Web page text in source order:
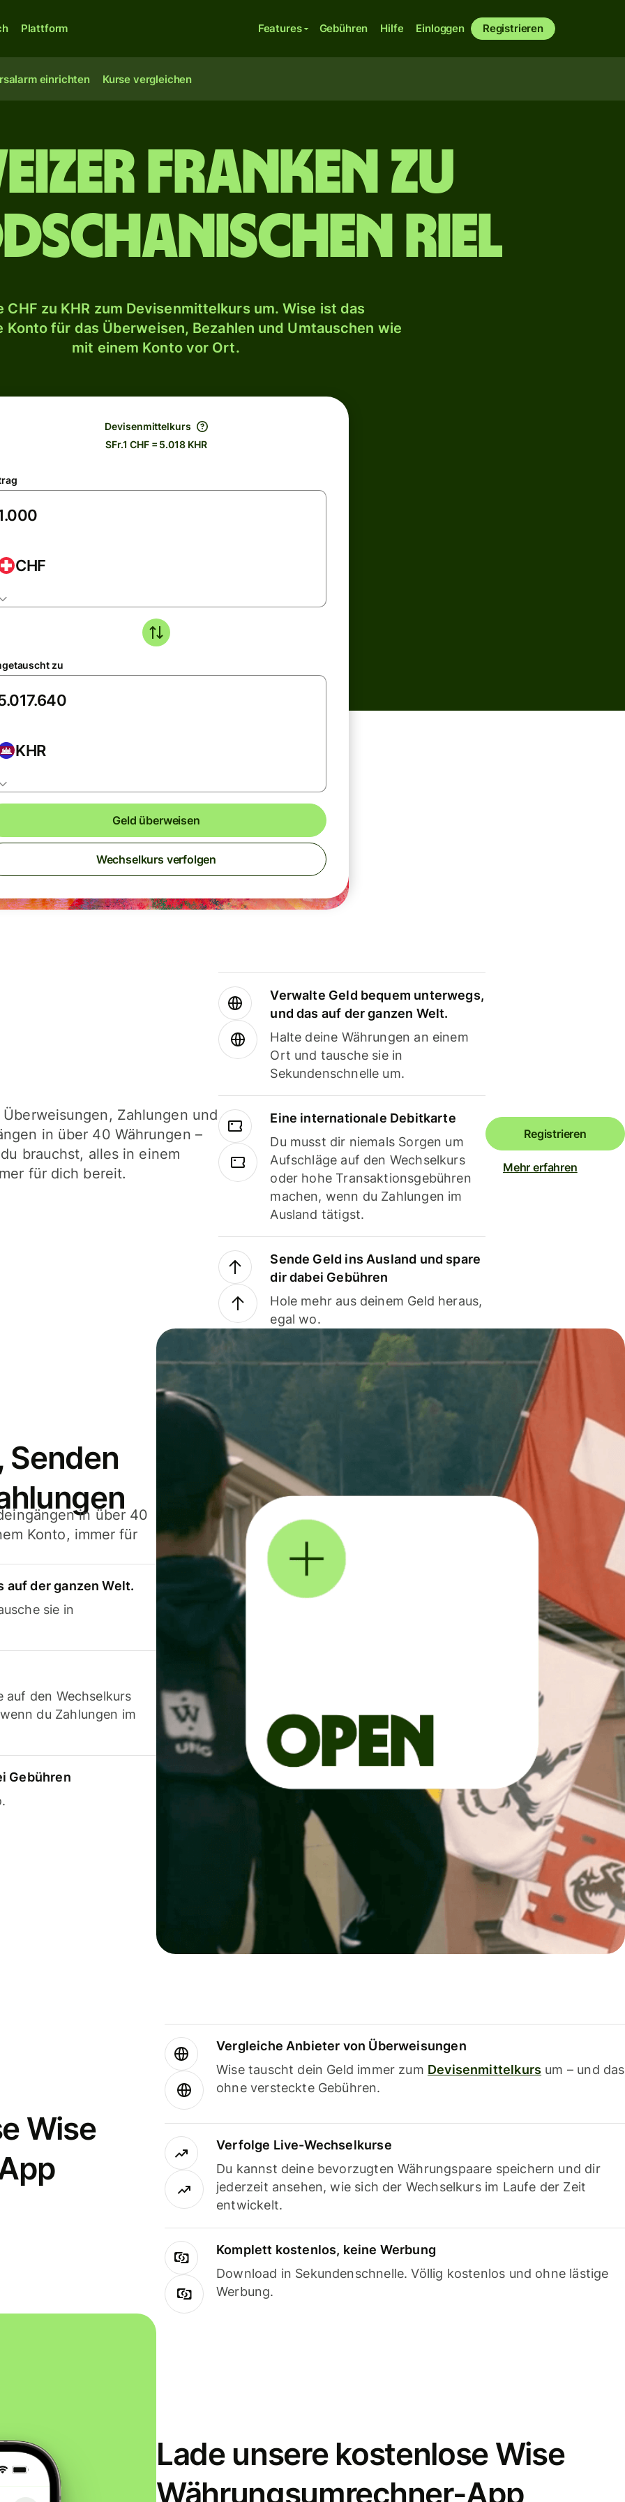
Plattform Features Gebühren Hilfe Einloggen Registrieren
einrichten Kurse vergleichen
Franken zu
Riel
CHF zu KHR zum Devisenmittelkurs um. Wise ist das
Konto für das Überweisen, Bezahlen und Umtauschen wie
mit einem Konto vor Ort.
Devisenmittelkurs
SFr.1 CHF = 5.018 KHR
CHF
zu
KHR
Geld überweisen
Wechselkurs verfolgen
Zahlungen und
in über 40 Währungen –
brauchst, alles in einem
für dich bereit.
Verwalte Geld bequem unterwegs,
und das auf der ganzen Welt.
Halte deine Währungen an einem
Ort und tausche sie in
Sekundenschnelle um.
Eine internationale Debitkarte
Du musst dir niemals Sorgen um
Aufschläge auf den Wechselkurs
oder hohe Transaktionsgebühren
machen, wenn du Zahlungen im
Ausland tätigst.
Sende Geld ins Ausland und spare
dir dabei Gebühren
Hole mehr aus deinem Geld heraus,
egal wo.
Registrieren
Mehr erfahren
Senden
in über 40
Konto, immer für
auf der ganzen Welt.
sie in
auf den Wechselkurs
du Zahlungen im
Gebühren
Wise
Vergleiche Anbieter von Überweisungen
Wise tauscht dein Geld immer zum Devisenmittelkurs um – und das
ohne versteckte Gebühren.
Verfolge Live-Wechselkurse
Du kannst deine bevorzugten Währungspaare speichern und dir
jederzeit ansehen, wie sich der Wechselkurs im Laufe der Zeit
entwickelt.
Komplett kostenlos, keine Werbung
Download in Sekundenschnelle. Völlig kostenlos und ohne lästige
Werbung.
Lade unsere kostenlose Wise
Währungsumrechner-App